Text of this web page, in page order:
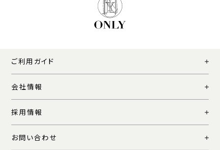
ご利用ガイド
会社情報
採用情報
お問い合わせ